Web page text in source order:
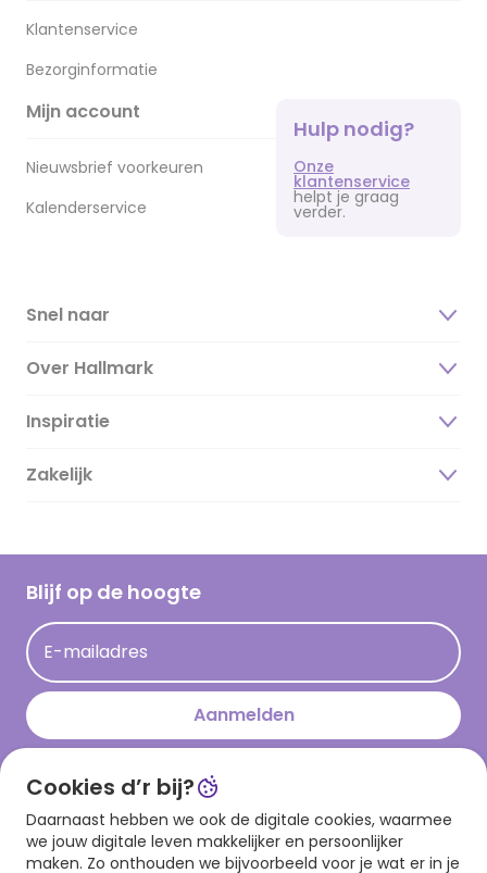
Klantenservice
Bezorginformatie
Mijn account
Nieuwsbrief voorkeuren
Kalenderservice
Hulp nodig?
Onze
klantenservice
helpt je graag
verder.
Snel naar
Over Hallmark
Over ons
Duurzaamheid
Hallmark Kaartclub
Acties
Persberichten
Hallmark en Kinderpostzegels
Inspiratie
Magazine
Cadeau inspiratie
Kaartinspiratie
Zakelijk
Blijf op de hoogte
E-mailadres
Aanmelden
Download onze app
Cookies d’r bij?
Daarnaast hebben we ook de digitale cookies, waarmee
we jouw digitale leven makkelijker en persoonlijker
maken. Zo onthouden we bijvoorbeeld voor je wat er in je